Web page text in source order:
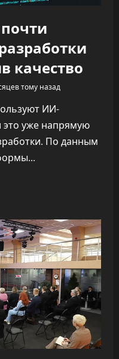
качество
тому назад
ИИ-
это уже напрямую
По данным